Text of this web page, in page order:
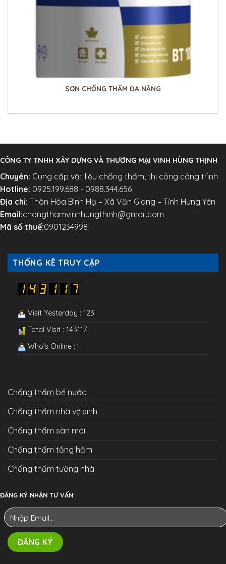
SƠN CHỐNG THẤM ĐA NĂNG
CÔNG TY TNHH XÂY DỰNG VÀ THƯƠNG MẠI VINH HÙNG THỊNH
Chuyên: Cung cấp vật liệu chống thấm, thi công công trình
Hotline: 0925.199.688 - 0988.344.656
Địa chỉ: Thôn Hòa Bình Hạ – Xã Văn Giang – Tỉnh Hưng Yên
Email:chongthamvinhhungthinh@gmail.com
Mã số thuế:0901234998
THỐNG KÊ TRUY CẬP
Visit Yesterday : 123
Total Visit : 143117
Who's Online : 1
Chống thấm bể nước
Chống thấm nhà vệ sinh
Chống thấm sàn mái
Chống thấm tầng hầm
Chống thấm tường nhà
ĐĂNG KÝ NHẬN TƯ VẤN: